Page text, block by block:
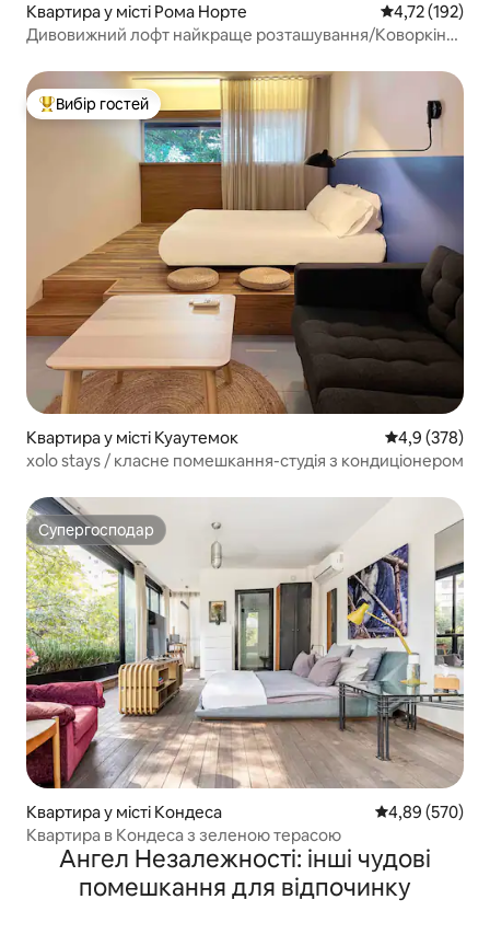
Квартира у місті Рома Норте Середня
4,72 (192)
Дивовижний лофт найкраще розташування/Коворкінг/
Топ вибір гостей
Вибір гостей
Квартира у місті Куаутемок Середня
4,9 (378)
xolo stays / класне помешкання-студія з кондиціонером
Супергосподар
Супергосподар
Квартира у місті Кондеса Середня
4,89 (570)
Квартира в Кондеса з зеленою терасою
Ангел Незалежності: інші чудові
помешкання для відпочинку